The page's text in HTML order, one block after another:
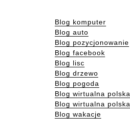
Blog komputer
Blog auto
Blog pozycjonowanie
Blog facebook
Blog lisc
Blog drzewo
Blog pogoda
Blog wirtualna polska
Blog wirtualna polska
Blog wakacje